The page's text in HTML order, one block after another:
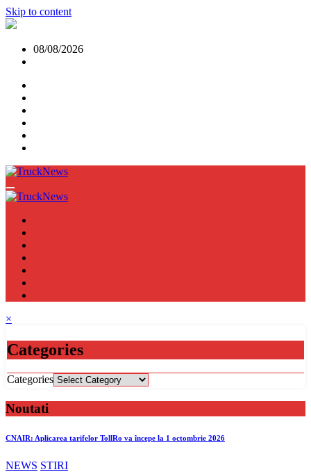
Skip to content
08/08/2026
×
Categories
Categories
Noutati
CNAIR: Aplicarea tarifelor TollRo va începe la 1 octombrie 2026
NEWS STIRI